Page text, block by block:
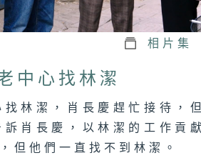
相片集
中心找林潔
林潔，肖長慶趕忙接待，
肖長慶，以林潔的工作貢
但他們一直找不到林潔。